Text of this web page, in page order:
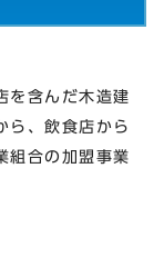
を含んだ木造建
ら、飲食店から
組合の加盟事業